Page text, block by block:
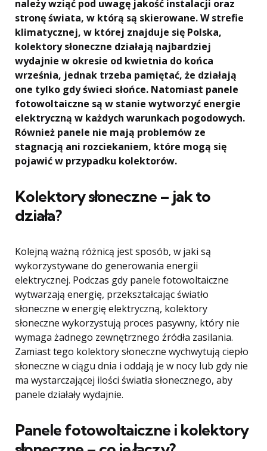
należy wziąć pod uwagę jakość instalacji oraz
stronę świata, w którą są skierowane. W strefie
klimatycznej, w której znajduje się Polska,
kolektory słoneczne działają najbardziej
wydajnie w okresie od kwietnia do końca
września, jednak trzeba pamiętać, że działają
one tylko gdy świeci słońce. Natomiast panele
fotowoltaiczne są w stanie wytworzyć energie
elektryczną w każdych warunkach pogodowych.
Również panele nie mają problemów ze
stagnacją ani rozciekaniem, które mogą się
pojawić w przypadku kolektorów.
Kolektory słoneczne – jak to
działa?
Kolejną ważną różnicą jest sposób, w jaki są
wykorzystywane do generowania energii
elektrycznej. Podczas gdy panele fotowoltaiczne
wytwarzają energię, przekształcając światło
słoneczne w energię elektryczną, kolektory
słoneczne wykorzystują proces pasywny, który nie
wymaga żadnego zewnętrznego źródła zasilania.
Zamiast tego kolektory słoneczne wychwytują ciepło
słoneczne w ciągu dnia i oddają je w nocy lub gdy nie
ma wystarczającej ilości światła słonecznego, aby
panele działały wydajnie.
Panele fotowoltaiczne i kolektory